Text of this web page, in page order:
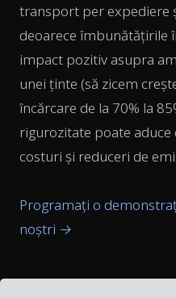
transport per expediere
deoarece îmbunătățirile
impact pozitiv asupra
unei ținte (să zicem
încărcare de la 70% la
rigurozitate poate
costuri și reduceri de
Programați o
noștri →